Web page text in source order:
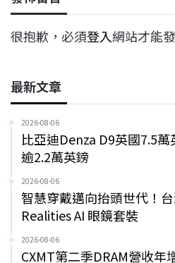
很抱歉，必須登入網站才能
最新文章
2026-08-06
比亞迪Denza D9英國7.5
逾2.2萬英鎊
2026-08-06
智慧穿戴邁向抬頭世代！
Realities AI 眼鏡套裝
2026-08-06
CXMT第二季DRAM營收年